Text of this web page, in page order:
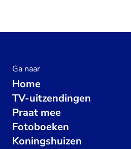
Ga naar
Home
TV-uitzendingen
Praat mee
Fotoboeken
Koningshuizen